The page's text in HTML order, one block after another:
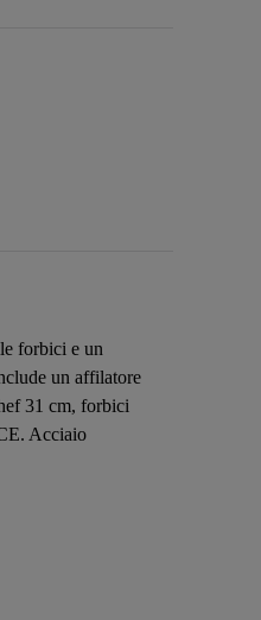
forbici e un
un affilatore
31 cm, forbici
Acciaio